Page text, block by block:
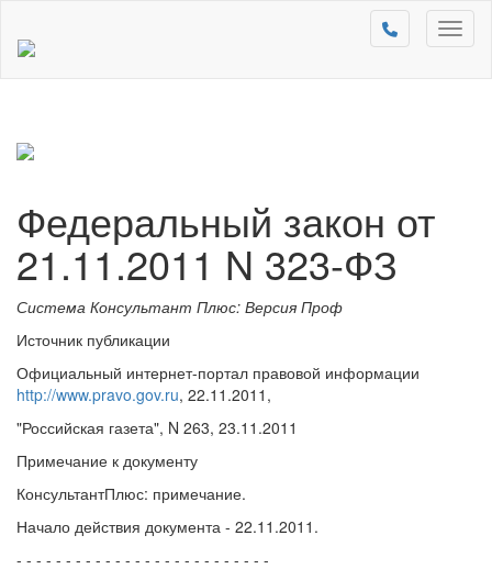
Федеральный закон от
21.11.2011 N 323-ФЗ
Система Консультант Плюс: Версия Проф
Источник публикации
Официальный интернет-портал правовой информации
http://www.pravo.gov.ru, 22.11.2011,
"Российская газета", N 263, 23.11.2011
Примечание к документу
КонсультантПлюс: примечание.
Начало действия документа - 22.11.2011.
- - - - - - - - - - - - - - - - - - - - - - - - - -